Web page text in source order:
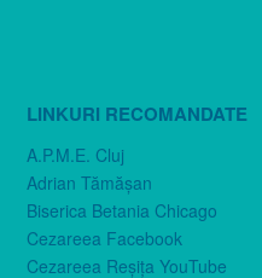
LINKURI RECOMANDATE
A.P.M.E. Cluj
Adrian Tămăşan
Biserica Betania Chicago
Cezareea Facebook
Cezareea Reşiţa YouTube